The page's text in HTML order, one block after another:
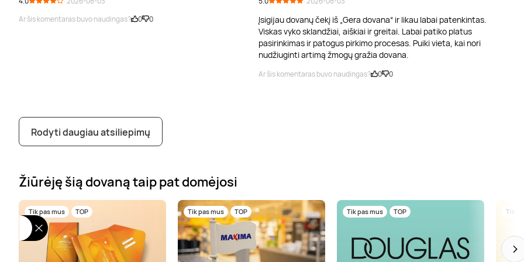
Ar šis komentaras buvo naudingas?
0 0
Įsigijau dovanų čekį iš „Gera dovana“ ir likau labai patenkintas.
Viskas vyko sklandžiai, aiškiai ir greitai. Labai patiko platus
pasirinkimas ir patogus pirkimo procesas. Puiki vieta, kai nori
nudžiuginti artimą žmogų gražia dovana.
Ar šis komentaras buvo naudingas? 0 0
Rodyti daugiau atsiliepimų
Žiūrėję šią dovaną taip pat domėjosi
Tik pas mus TOP Tik pas mus TOP Tik pas mus TOP Tik